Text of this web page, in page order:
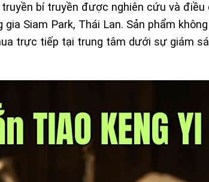
bí truyền được nghiên cứu và
Siam Park, Thái Lan. Sản phẩm
trực tiếp tại trung tâm dưới sự giám